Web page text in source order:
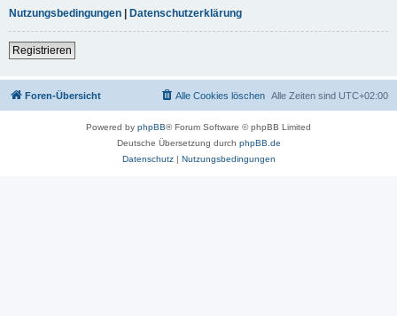
Nutzungsbedingungen | Datenschutzerklärung
Registrieren
Foren-Übersicht Alle Zeiten sind UTC+02:00
Alle Cookies löschen
Powered by phpBB® Forum Software © phpBB Limited
Deutsche Übersetzung durch phpBB.de
Datenschutz| Nutzungsbedingungen